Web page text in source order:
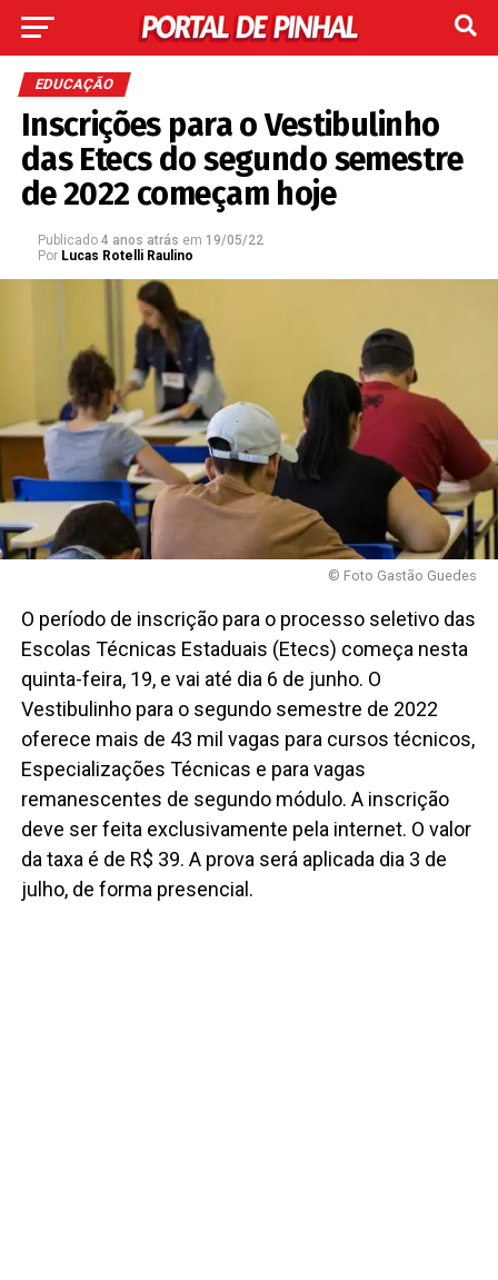
EDUCAÇÃO
Inscrições para o Vestibulinho
das Etecs do segundo semestre
de 2022 começam hoje
Publicado 4 anos atrás em 19/05/22
Por Lucas Rotelli Raulino
© Foto Gastão Guedes
O período de inscrição para o processo seletivo das
Escolas Técnicas Estaduais (Etecs) começa nesta
quinta-feira, 19, e vai até dia 6 de junho. O
Vestibulinho para o segundo semestre de 2022
oferece mais de 43 mil vagas para cursos técnicos,
Especializações Técnicas e para vagas
remanescentes de segundo módulo. A inscrição
deve ser feita exclusivamente pela internet. O valor
da taxa é de R$ 39. A prova será aplicada dia 3 de
julho, de forma presencial.